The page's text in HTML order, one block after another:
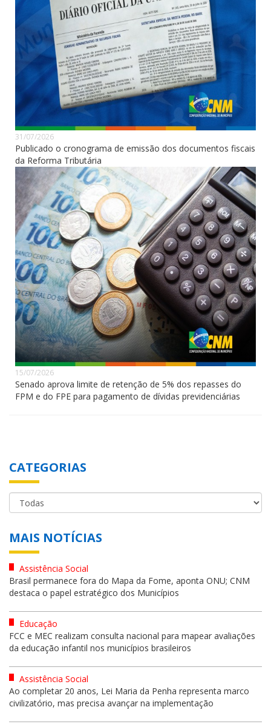
31/07/2026
Publicado o cronograma de emissão dos documentos fiscais
da Reforma Tributária
15/07/2026
Senado aprova limite de retenção de 5% dos repasses do
FPM e do FPE para pagamento de dívidas previdenciárias
CATEGORIAS
MAIS NOTÍCIAS
Assistência Social
Brasil permanece fora do Mapa da Fome, aponta ONU; CNM
destaca o papel estratégico dos Municípios
Educação
FCC e MEC realizam consulta nacional para mapear avaliações
da educação infantil nos municípios brasileiros
Assistência Social
Ao completar 20 anos, Lei Maria da Penha representa marco
civilizatório, mas precisa avançar na implementação